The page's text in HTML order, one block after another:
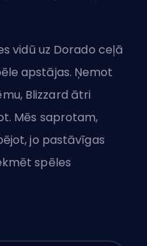
vidū uz Dorado ceļā
apstājas. Ņemot
Blizzard ātri
Mēs saprotam,
jo pastāvīgas
spēles